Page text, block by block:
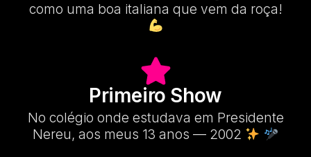
como uma boa italiana que vem da roça!
Primeiro Show
No colégio onde estudava em Presidente
Nereu, aos meus 13 anos — 2002